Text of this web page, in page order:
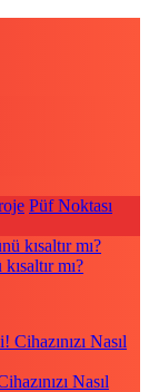
Püf Noktası
mı?
Nasıl